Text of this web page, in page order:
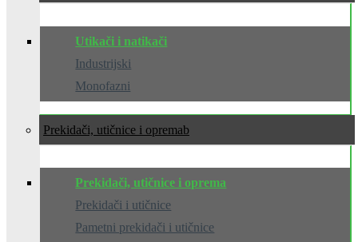
Utikači i natikači
Industrijski
Monofazni
Prekidači, utičnice i oprema
Prekidači, utičnice i oprema
Prekidači i utičnice
Pametni prekidači i utičnice